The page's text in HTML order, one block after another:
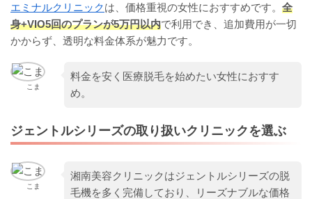
エミナルクリニックは、価格重視の女性におすすめです。 全
身+VIO5回のプランが5万円以内で利用でき、追加費用が一切
かからず、透明な料金体系が魅力です。
こま
料金を安く医療脱毛を始めたい女性におすす
め。
ジェントルシリーズの取り扱いクリニックを選ぶ
こま
湘南美容クリニックはジェントルシリーズの脱
毛機を多く完備しており、リーズナブルな価格